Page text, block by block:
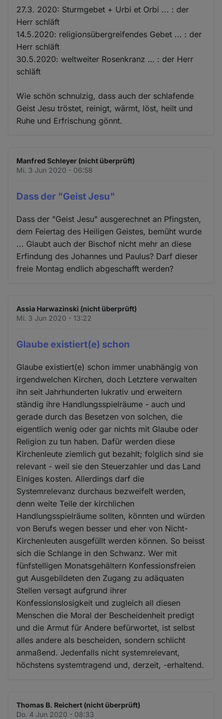
27.3. 2020: Sturmgebet + Urbi et Orbi ... : der
Herr schläft
14.5.2020: religionsübergreifendes Gebet ... : der
Herr schläft
30.5.2020: weltweiter Rosenkranz … : der Herr
schläft
Wie schön schnulzig, dass auch der schlafende
Geist Jesu tröstet, reinigt, wärmt, löst, heilt und
Ruhe und Erfrischung gönnt.
Manfred Schleyer (nicht überprüft)
Mi. 3 Jun 2020 - 06:58
Dass der "Geist Jesu"
Dass der "Geist Jesu" ausgerechnet an Pfingsten,
dem Feiertag des Heiligen Geistes, bemüht wurde
... Glaubt auch der Bischof nicht mehr an diese
Erfindung des Johannes und Paulus? Darf dieser
freie Montag endlich abgeschafft werden?
Assia Harwazinski (nicht überprüft)
Mi. 3 Jun 2020 - 13:22
Glaube existiert(e) schon
Glaube existiert(e) schon immer unabhängig von
irgendwelchen Kirchen, doch Letztere verwalten
ihn seit Jahrhunderten lukrativ und erweitern
ständig ihre Handlungsspielräume - auch und
gerade durch das Besetzen von solchen, die
eigentlich wenig oder gar nichts mit Glaube oder
Religion zu tun haben. Dafür werden diese
Kirchenleute ziemlich gut bezahlt; folglich sind sie
relevant - weil sie den Steuerzahler und das Land
Einiges kosten. Allerdings darf die
Systemrelevanz durchaus bezweifelt werden,
denn weite Teile der kirchlichen
Handlungsspielräume sollten, könnten und würden
von Berufs wegen besser und eher von Nicht-
Kirchenleuten ausgefüllt werden können. So beisst
sich die Schlange in den Schwanz. Wer mit
fünfstelligen Monatsgehältern Konfessionsfreien
gut Ausgebildeten den Zugang zu adäquaten
Stellen versagt aufgrund ihrer
Konfessionslosigkeit und zugleich all diesen
Menschen die Moral der Bescheidenheit predigt
und die Armut für Andere befürwortet, ist selbst
alles andere als bescheiden, sondern schlicht
anmaßend. Jedenfalls nicht systemrelevant,
höchstens systemtragend und, derzeit, -erhaltend.
Thomas B. Reichert (nicht überprüft)
Do. 4 Jun 2020 - 08:33